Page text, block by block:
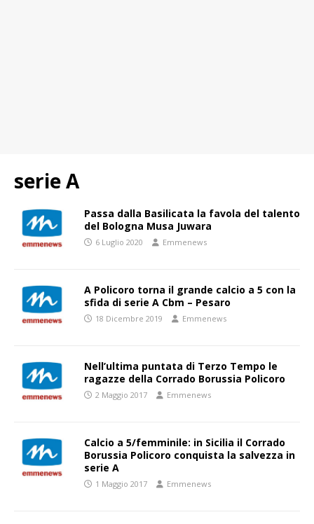
serie A
Passa dalla Basilicata la favola del talento
del Bologna Musa Juwara
6 Luglio 2020 Emmenews
A Policoro torna il grande calcio a 5 con la
sfida di serie A Cbm – Pesaro
18 Dicembre 2019 Emmenews
Nell’ultima puntata di Terzo Tempo le
ragazze della Corrado Borussia Policoro
2 Maggio 2017 Emmenews
Calcio a 5/femminile: in Sicilia il Corrado
Borussia Policoro conquista la salvezza in
serie A
1 Maggio 2017 Emmenews